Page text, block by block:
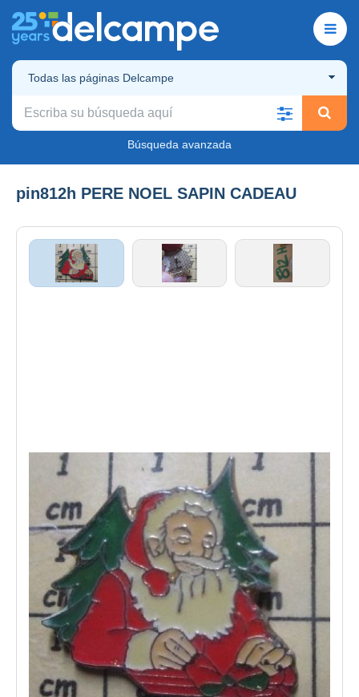
Todas las páginas Delcampe
Búsqueda avanzada
pin812h PERE NOEL SAPIN CADEAU